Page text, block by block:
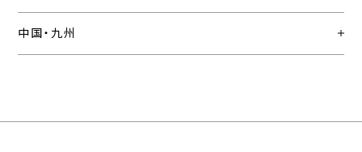
中国・九州